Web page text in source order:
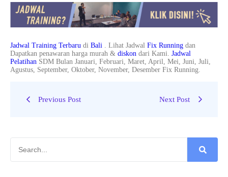
Jadwal Training Terbaru di Bali . Lihat Jadwal Fix Running dan
Dapatkan penawaran harga murah & diskon dari Kami. Jadwal
Pelatihan SDM Bulan Januari, Februari, Maret, April, Mei, Juni, Juli,
Agustus, September, Oktober, November, Desember Fix Running.
Previous Post Next Post